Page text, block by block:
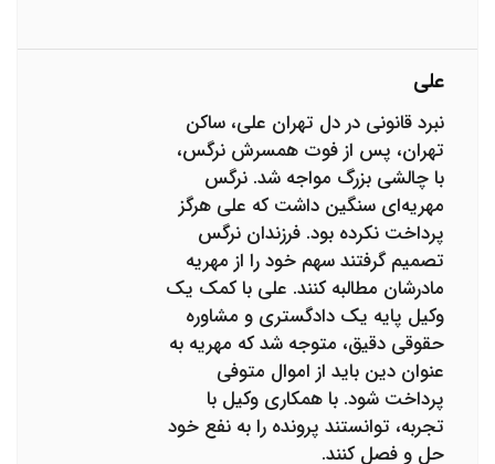
علی
نبرد قانونی در دل تهران علی، ساکن
تهران، پس از فوت همسرش نرگس،
با چالشی بزرگ مواجه شد. نرگس
مهریه‌ای سنگین داشت که علی هرگز
پرداخت نکرده بود. فرزندان نرگس
تصمیم گرفتند سهم خود را از مهریه
مادرشان مطالبه کنند. علی با کمک یک
وکیل پایه یک دادگستری و مشاوره
حقوقی دقیق، متوجه شد که مهریه به
عنوان دین باید از اموال متوفی
پرداخت شود. با همکاری وکیل با
تجربه، توانستند پرونده را به نفع خود
حل و فصل کنند.